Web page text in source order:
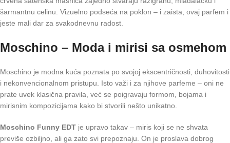
šarmantnu celinu. Vizuelno podseća na poklon – i zaista, ovaj parfem i
jeste mali dar za svakodnevnu radost.
Moschino – Moda i mirisi sa osmehom
Moschino je modna kuća poznata po svojoj ekscentričnosti, duhovitosti
i nekonvencionalnom pristupu. Isto važi i za njihove parfeme – oni ne
prate uvek klasična pravila, već se poigravaju formom, bojama i
mirisnim kompozicijama kako bi stvorili nešto unikatno.
Moschino Funny EDT je upravo takav – miris koji se ne shvata
previše ozbiljno, ali ga zato svi prepoznaju. On je proslava dobrog